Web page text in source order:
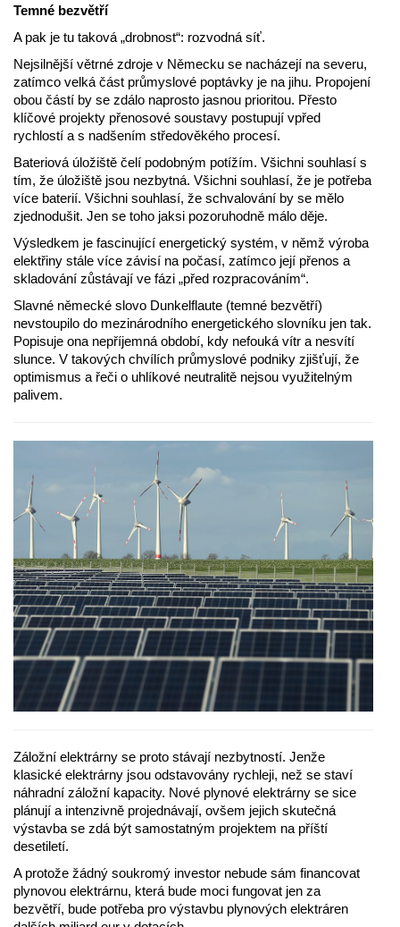
Temné bezvětří
A pak je tu taková „drobnost“: rozvodná síť.
Nejsilnější větrné zdroje v Německu se nacházejí na severu,
zatímco velká část průmyslové poptávky je na jihu. Propojení
obou částí by se zdálo naprosto jasnou prioritou. Přesto
klíčové projekty přenosové soustavy postupují vpřed
rychlostí a s nadšením středověkého procesí.
Bateriová úložiště čelí podobným potížím. Všichni souhlasí s
tím, že úložiště jsou nezbytná. Všichni souhlasí, že je potřeba
více baterií. Všichni souhlasí, že schvalování by se mělo
zjednodušit. Jen se toho jaksi pozoruhodně málo děje.
Výsledkem je fascinující energetický systém, v němž výroba
elektřiny stále více závisí na počasí, zatímco její přenos a
skladování zůstávají ve fázi „před rozpracováním“.
Slavné německé slovo Dunkelflaute (temné bezvětří)
nevstoupilo do mezinárodního energetického slovníku jen tak.
Popisuje ona nepříjemná období, kdy nefouká vítr a nesvítí
slunce. V takových chvílích průmyslové podniky zjišťují, že
optimismus a řeči o uhlíkové neutralitě nejsou využitelným
palivem.
Záložní elektrárny se proto stávají nezbytností. Jenže
klasické elektrárny jsou odstavovány rychleji, než se staví
náhradní záložní kapacity. Nové plynové elektrárny se sice
plánují a intenzivně projednávají, ovšem jejich skutečná
výstavba se zdá být samostatným projektem na příští
desetiletí.
A protože žádný soukromý investor nebude sám financovat
plynovou elektrárnu, která bude moci fungovat jen za
bezvětří, bude potřeba pro výstavbu plynových elektráren